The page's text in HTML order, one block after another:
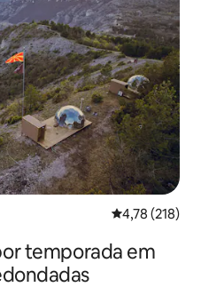
4,78 de uma
4,78 (218)
temporada em